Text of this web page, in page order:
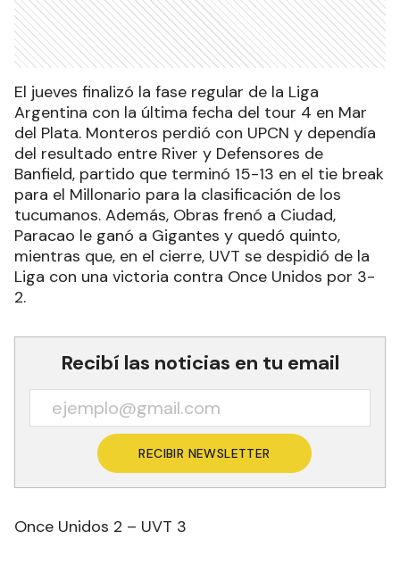
El jueves finalizó la fase regular de la Liga
Argentina con la última fecha del tour 4 en Mar
del Plata. Monteros perdió con UPCN y dependía
del resultado entre River y Defensores de
Banfield, partido que terminó 15-13 en el tie break
para el Millonario para la clasificación de los
tucumanos. Además, Obras frenó a Ciudad,
Paracao le ganó a Gigantes y quedó quinto,
mientras que, en el cierre, UVT se despidió de la
Liga con una victoria contra Once Unidos por 3-
2.
Recibí las noticias en tu email
RECIBIR NEWSLETTER
Once Unidos 2 – UVT 3